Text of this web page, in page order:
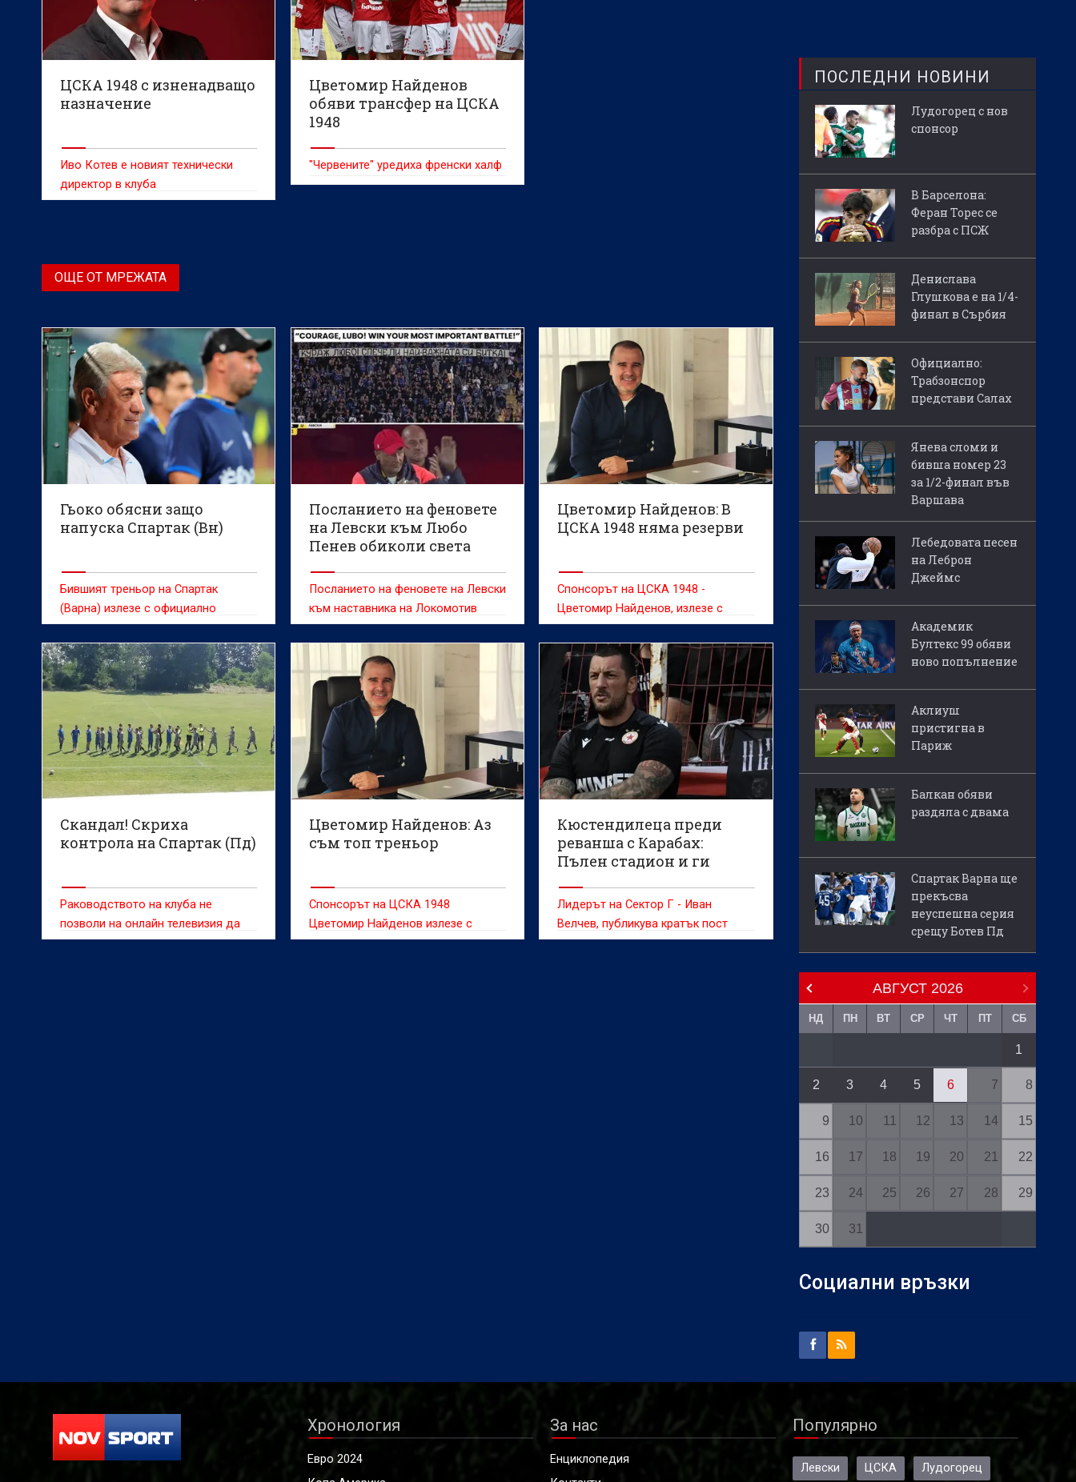
ЦСКА 1948 с изненадващо
назначение
Иво Котев е новият технически
директор в клуба
Цветомир Найденов
обяви трансфер на ЦСКА
1948
"Червените" уредиха френски халф
ОЩЕ ОТ МРЕЖАТА
Гьоко обясни защо
напуска Спартак (Вн)
Бившият треньор на Спартак
(Варна) излезе с официално
обръщение към феновете
Посланието на феновете
на Левски към Любо
Пенев обиколи света
Посланието на феновете на Левски
към наставника на Локомотив
София Любослав Пенев трогна
социалните мрежи.
Цветомир Найденов: В
ЦСКА 1948 няма резерви
Спонсорът на ЦСКА 1948 -
Цветомир Найденов, излезе с
коментар по повод снощната
домакинска победа с 2:1
над Ботев (Враца).
Скандал! Скриха
контрола на Спартак (Пд)
Раководството на клуба не
позволи на онлайн телевизия да
излъчи срещата със Загорец
Цветомир Найденов: Аз
съм топ треньор
Спонсорът на ЦСКА 1948
Цветомир Найденов излезе с
публикация във "Фейсбук", след
Кюстендилеца преди
реванша с Карабах:
Пълен стадион и ги
Лидерът на Сектор Г - Иван
Велчев, публикува кратък пост
след нулевото равенство между
ПОСЛЕДНИ НОВИНИ
Лудогорец с нов
спонсор
В Барселона:
Феран Торес се
разбра с ПСЖ
Денислава
Глушкова е на 1/4-
финал в Сърбия
Официално:
Трабзонспор
представи Салах
Янева сломи и
бивша номер 23
за 1/2-финал във
Варшава
Лебедовата песен
на Леброн
Джеймс
Академик
Бултекс 99 обяви
ново попълнение
Аклиуш
пристигна в
Париж
Балкан обяви
раздяла с двама
Спартак Варна ще
прекъсва
неуспешна серия
срещу Ботев Пд
АВГУСТ 2026
НД ПН ВТ СР ЧТ ПТ СБ
1
2 3 4 5 6 7 8
9 10 11 12 13 14 15
16 17 18 19 20 21 22
23 24 25 26 27 28 29
30 31
Социални връзки
Хронология
Евро 2024
За нас
Енциклопедия
Популярно
Левски ЦСКА Лудогорец